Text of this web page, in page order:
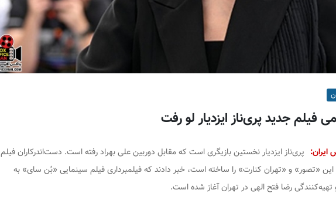
فیلم جدید پری‌ناز ایزدیار لو رفت
ایران: پری‌ناز ایزدیار نخستین بازیگری است که مقابل دوربین علی بهراد رفته است. دست‌اندرکاران فیلم
«تصور» و «تهران کنارت» را ساخته است، خبر دادند که فیلمبرداری فیلم سینمایی «بُن سای» به
تهیه‌کنندگی رضا فتح الهی در تهران آغاز شده است.